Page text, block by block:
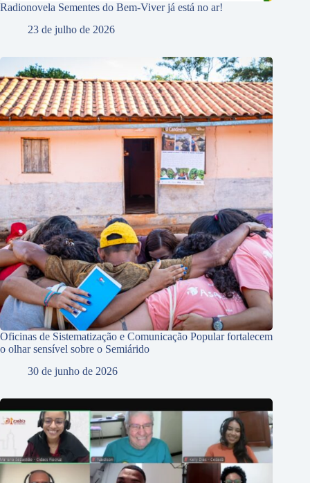
Radionovela Sementes do Bem-Viver já está no ar!
23 de julho de 2026
Oficinas de Sistematização e Comunicação Popular fortalecem
o olhar sensível sobre o Semiárido
30 de junho de 2026